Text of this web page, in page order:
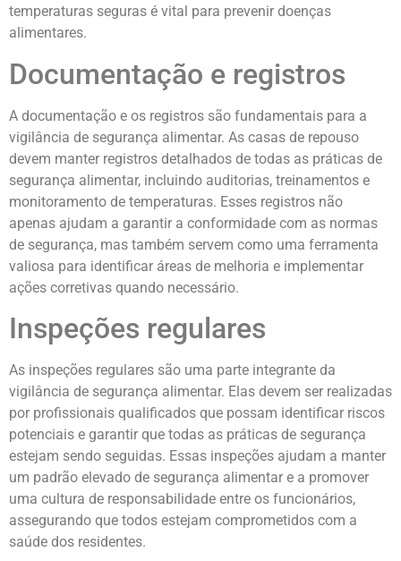
temperaturas seguras é vital para prevenir doenças
alimentares.
Documentação e registros
A documentação e os registros são fundamentais para a
vigilância de segurança alimentar. As casas de repouso
devem manter registros detalhados de todas as práticas de
segurança alimentar, incluindo auditorias, treinamentos e
monitoramento de temperaturas. Esses registros não
apenas ajudam a garantir a conformidade com as normas
de segurança, mas também servem como uma ferramenta
valiosa para identificar áreas de melhoria e implementar
ações corretivas quando necessário.
Inspeções regulares
As inspeções regulares são uma parte integrante da
vigilância de segurança alimentar. Elas devem ser realizadas
por profissionais qualificados que possam identificar riscos
potenciais e garantir que todas as práticas de segurança
estejam sendo seguidas. Essas inspeções ajudam a manter
um padrão elevado de segurança alimentar e a promover
uma cultura de responsabilidade entre os funcionários,
assegurando que todos estejam comprometidos com a
saúde dos residentes.